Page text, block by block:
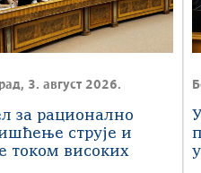
3. август 2026.
за рационално
струје и
током високих